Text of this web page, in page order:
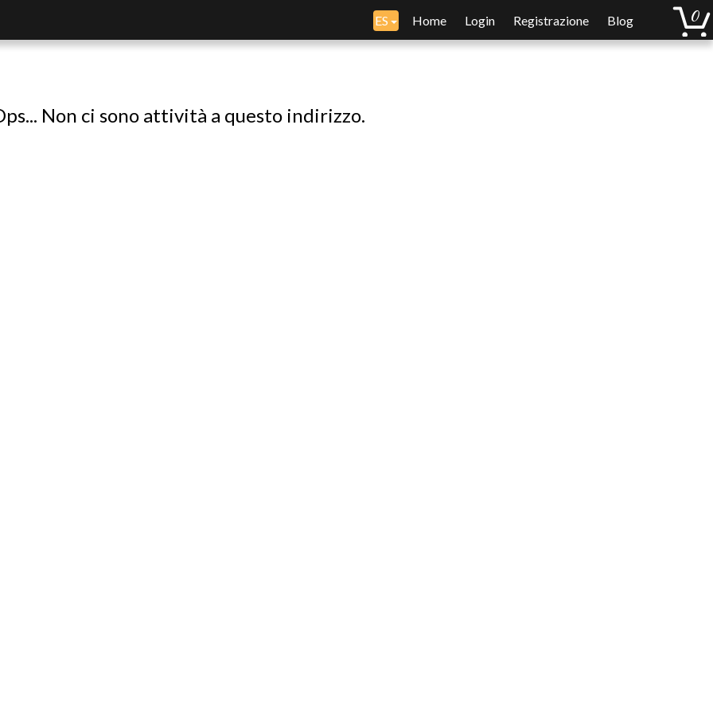
ES Home Login Registrazione Blog
Non ci sono attività a questo indirizzo.